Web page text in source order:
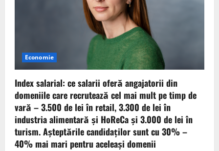
Economie
Index salarial: ce salarii oferă angajatorii din
domeniile care recrutează cel mai mult pe timp de
vară – 3.500 de lei în retail, 3.300 de lei în
industria alimentară și HoReCa și 3.000 de lei în
turism. Așteptările candidaților sunt cu 30% –
40% mai mari pentru aceleași domenii